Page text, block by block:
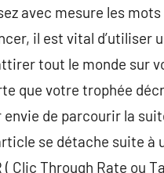
avec mesure les
il est vital
tout le monde sur
que votre trophée
de parcourir la
se détache suite
( Clic Through Rate ou